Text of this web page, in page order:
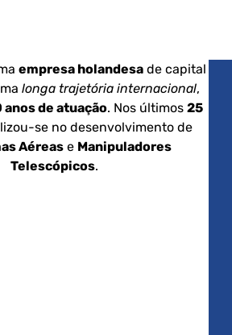
empresa holandesa de capital
longa trajetória internacional,
anos de atuação. Nos últimos25
se no desenvolvimento de
Aéreas e Manipuladores
Telescópicos.